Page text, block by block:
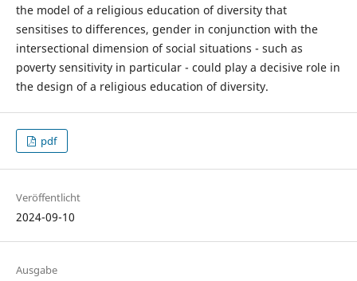
the model of a religious education of diversity that
sensitises to differences, gender in conjunction with the
intersectional dimension of social situations - such as
poverty sensitivity in particular - could play a decisive role in
the design of a religious education of diversity.
pdf
Veröffentlicht
2024-09-10
Ausgabe